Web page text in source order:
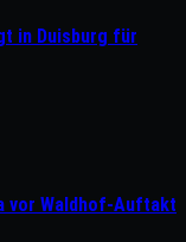
in Duisburg für
vor Waldhof-Auftakt